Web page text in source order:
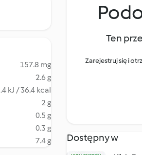
157.8 mg
2.6 g
kJ / 36.4 kcal
2 g
0.5 g
0.3 g
7.4 g
Ten
Zarejestruj się i
Dostępny w